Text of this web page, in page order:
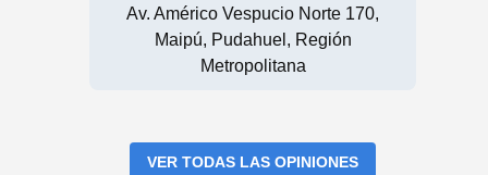
Av. Américo Vespucio Norte 170,
Maipú, Pudahuel, Región
Metropolitana
VER TODAS LAS OPINIONES